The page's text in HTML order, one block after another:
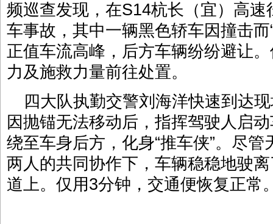
频巡查发现，在S14杭长（宜）高
车事故，其中一辆黑色轿车因撞击
正值车流高峰，后方车辆纷纷避让
力及施救力量前往处置。
四大队执勤交警刘海洋快速到达
因抛锚无法移动后，指挥驾驶人启
绕至车身后方，化身“推车侠”。尽
两人的共同协作下，车辆稳稳地驶
道上。仅用3分钟，交通便恢复正常